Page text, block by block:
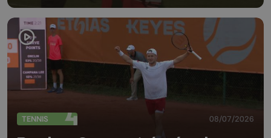
TENNIS 08/07/2026